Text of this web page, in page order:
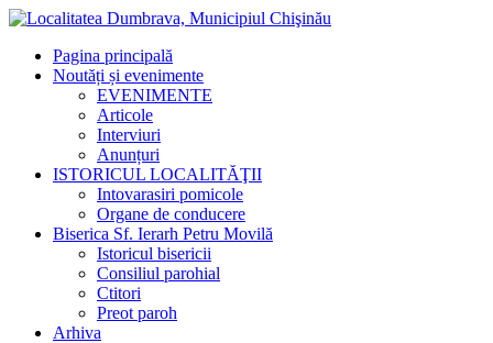
Pagina principală
Noutăți și evenimente
EVENIMENTE
Articole
Interviuri
Anunțuri
ISTORICUL LOCALITĂŢII
Intovarasiri pomicole
Organe de conducere
Biserica Sf. Ierarh Petru Movilă
Istoricul bisericii
Consiliul parohial
Ctitori
Preot paroh
Arhiva